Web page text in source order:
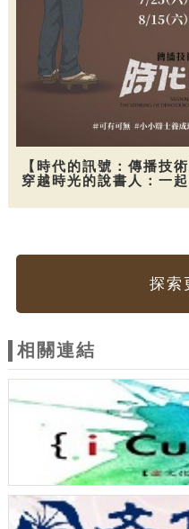
【時代的訊號：傳播技
穿越時光的說書人：一
探索
相關連結